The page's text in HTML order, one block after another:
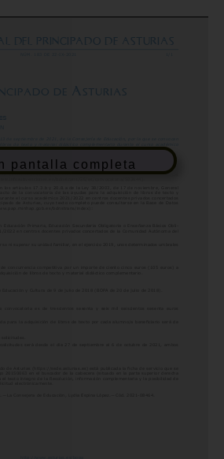
pantalla completa